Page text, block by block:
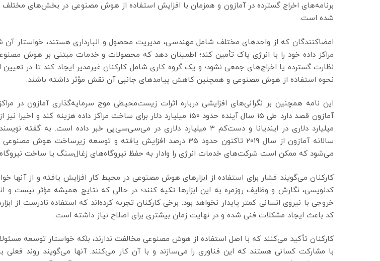
برنامه‌های اخراج گسترده در آمازون و همزمان با افزایش استفاده از هوش مصنوعی در بخش‌های
شده است.
امضاکنندگان که از واحدهای مختلف شامل مهندسی، مدیریت محصول و انبارداری هستند، خواستار آن
مراکز داده خود را با انرژی پاک تأمین کند؛ اطمینان دهد که محصولات و خدمات مبتنی بر هوش
نظارت گسترده یا اخراج‌های جمعی نشود؛ و یک گروه کاری شامل کارکنان غیرمدیر ایجاد کند تا در
نحوه استفاده از هوش مصنوعی و همچنین کاهش پیامدهای جانبی آن نقش مؤثر داشته باشند.
این نامه همچنین بر نگرانی‌های افزایشی درباره اثرات زیست‌محیطی موج سرمایه‌گذاری آمازون در مراکز
میلیارد دلاری در ایندیانا و دست‌کم ۳ میلیارد دلاری در می‌سی‌سی‌پی خبر داده است. به گفته
سالانه آمازون از سال ۲۰۱۹ تاکنون حدود ۳۵ درصد افزایش یافته و توسعه زیرساخت
می‌شود که ممکن است شرکت‌های خدمات انرژی را وادار به حفظ نیروگاه‌های زغال‌سنگ یا ساخت
کارکنان می‌گویند فشار برای استفاده از ابزارهای هوش مصنوعی در محیط کار افزایش یافته و از آنها
کدنویسی، نگارش و وظایف روزمره به این ابزارها تکیه کنند؛ در حالی که نتایج همیشه مؤثر نیست و
خروجی با نیروی انسانی کمتر پایدار نخواهد بود. برخی کارکنان تجربه کرده‌اند که استفاده نادرست از
کد باعث ایجاد مشکلات فنی شده و در نهایت زمان بیشتری برای اصلاح نیاز داشته است.
کارکنان تأکید می‌کنند که با اصل استفاده از هوش مصنوعی مخالفت ندارند، بلکه خواستار توسعه
با مشارکت کسانی هستند که این فناوری را می‌سازند و با آن کار می‌کنند. آنها می‌گویند روند فعلی